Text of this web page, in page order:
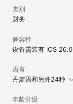
类别
财务
兼容性
设备需装有 iOS 26.0
语言
丹麦语和另外24种
年龄分级